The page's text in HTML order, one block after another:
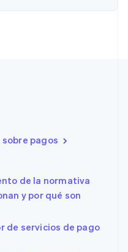
pagos
de la normativa
y por qué son
de servicios de pago